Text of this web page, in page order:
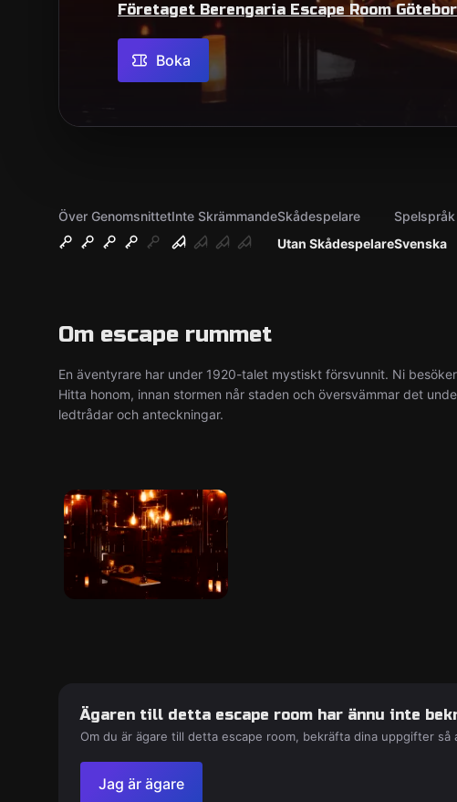
Företaget Berengaria Escape Room
Boka
Över GenomsnittetInte Skrämmande
Utan Skådespelare
Skådespelare
Svenska
Spelspråk
Om escape rummet
En äventyrare har under 1920-talet mystiskt försvunnit. Ni
Hitta honom, innan stormen når staden och översvämmar det
ledtrådar och anteckningar.
Ägaren till detta escape room har ännu inte
Om du är ägare till detta escape room, bekräfta dina uppgifter
Jag är ägare